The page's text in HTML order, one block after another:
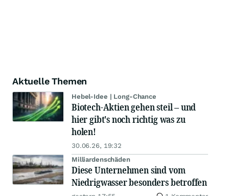
Aktuelle Themen
Hebel-Idee | Long-Chance
Biotech-Aktien gehen steil – und
hier gibt's noch richtig was zu
holen!
30.06.26, 19:32
Milliardenschäden
Diese Unternehmen sind vom
Niedrigwasser besonders betroffen